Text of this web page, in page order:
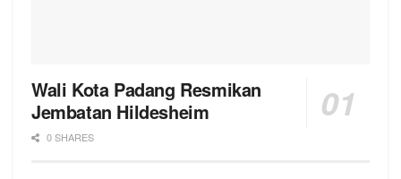
Wali Kota Padang Resmikan
Jembatan Hildesheim
0 SHARES